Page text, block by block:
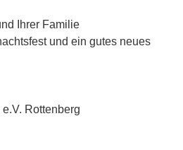
Ihrer Familie
und ein gutes neues
Rottenberg